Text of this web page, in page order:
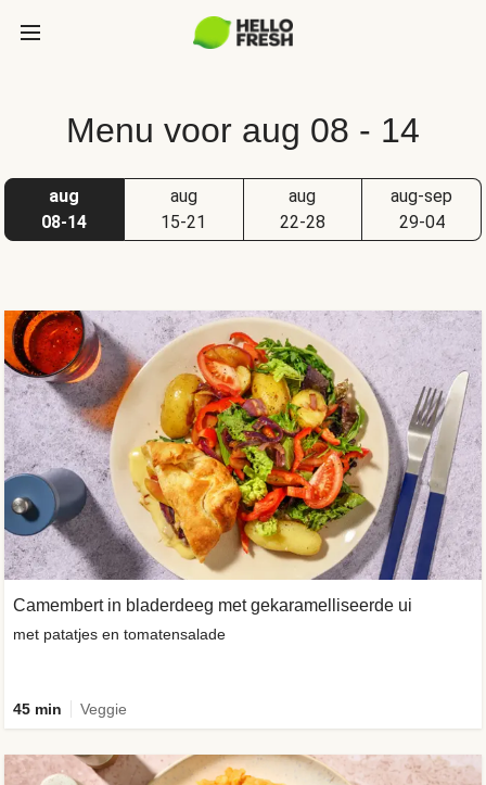
Menu voor aug 08 - 14
aug
08-14
aug
15-21
aug
22-28
aug-sep
29-04
Camembert in bladerdeeg met gekaramelliseerde ui
met patatjes en tomatensalade
45 min Veggie